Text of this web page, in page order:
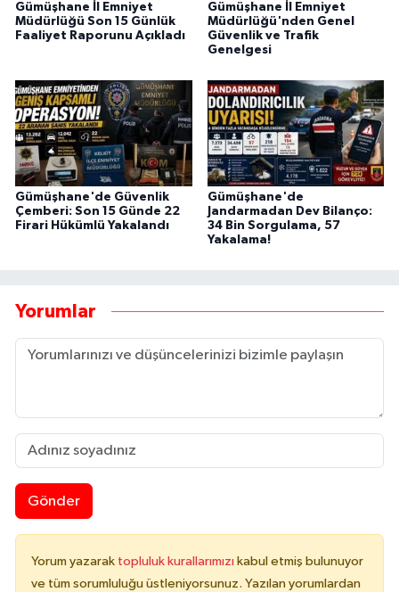
Gümüşhane İl Emniyet
Müdürlüğü Son 15 Günlük
Faaliyet Raporunu Açıkladı
Gümüşhane İl Emniyet
Müdürlüğü'nden Genel
Güvenlik ve Trafik
Genelgesi
Gümüşhane'de Güvenlik
Çemberi: Son 15 Günde 22
Firari Hükümlü Yakalandı
Gümüşhane'de
Jandarmadan Dev Bilanço:
34 Bin Sorgulama, 57
Yakalama!
Yorumlar
Gönder
Yorum yazarak topluluk kurallarımızı kabul etmiş bulunuyor
ve tüm sorumluluğu üstleniyorsunuz. Yazılan yorumlardan